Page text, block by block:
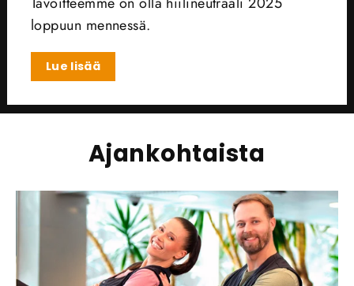
loppuun mennessä.
Lue lisää
Ajankohtaista